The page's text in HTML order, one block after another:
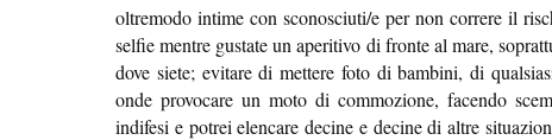
oltremodo intime con sconosciuti/e per non correre il
selfie mentre gustate un aperitivo di fronte al mare,
dove siete; evitare di mettere foto di bambini, di
onde provocare un moto di commozione, facendo
indifesi e potrei elencare decine e decine di altre